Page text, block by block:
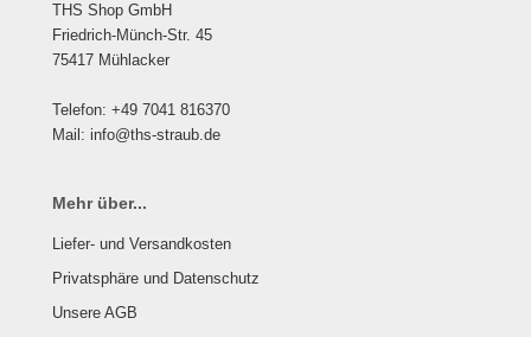
THS Shop GmbH
Friedrich-Münch-Str. 45
75417 Mühlacker
Telefon: +49 7041 816370
Mail: info@ths-straub.de
Mehr über...
Liefer- und Versandkosten
Privatsphäre und Datenschutz
Unsere AGB